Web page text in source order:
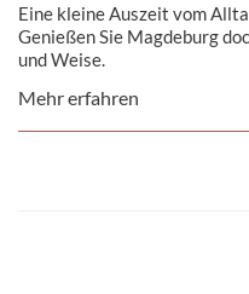
Eine kleine Auszeit vom
Genießen Sie Magdeburg
und Weise.
Mehr erfahren